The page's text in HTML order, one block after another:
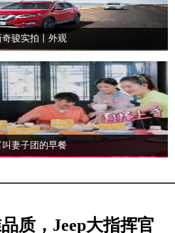
奇骏实拍丨外观
妻子团的早餐
质，Jeep大指挥官